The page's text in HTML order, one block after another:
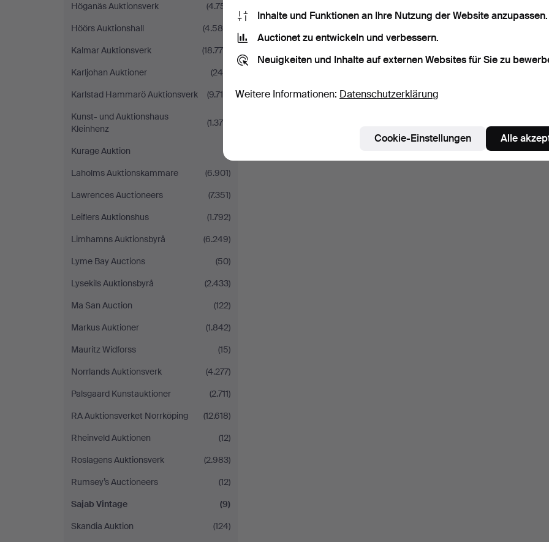
Höganäs Auktionsverk
(4.751)
Höörs Auktionshall
(4.580)
Kalmar Auktionsverk
(18.776)
Karljohan Auktioner
(245)
Karlstad Hammarö Auktionsverk
(9.716)
Kunst- und Auktionshaus
Kleinhenz
(1.370)
Kurage Auktion
Laholms Auktionskammare
(6.901)
Lawrences Auctioneers
(7.351)
Leiflers Auktionshus
(1.792)
Limhamns Auktionsbyrå
(6.249)
Lyme Bay Auctions
(50)
Lysekils Auktionsbyrå
(2.433)
Ma San Auction
(122)
Markus Auktioner
(1.842)
Mauritz Widforss
(15)
Norrlands Auktionsverk
(4.277)
Palsgaard Kunstauktioner
(2.711)
RA Auktionsverket Norrköping
(12.618)
Rheinveld Auktionen
(12)
Roslagens Auktionsverk
(2.983)
Rumsey’s Auctioneers
(12)
Sajab Vintage
(9)
Skandia Auktion
(124)
Inhalte und Funktionen an Ihre Nutzung der Website anzupassen.
Auctionet zu entwickeln und verbessern.
Neuigkeiten und Inhalte auf externen Websites für Sie zu
Weitere Informationen: Datenschutzerklärung
Cookie-Einstellungen Alle